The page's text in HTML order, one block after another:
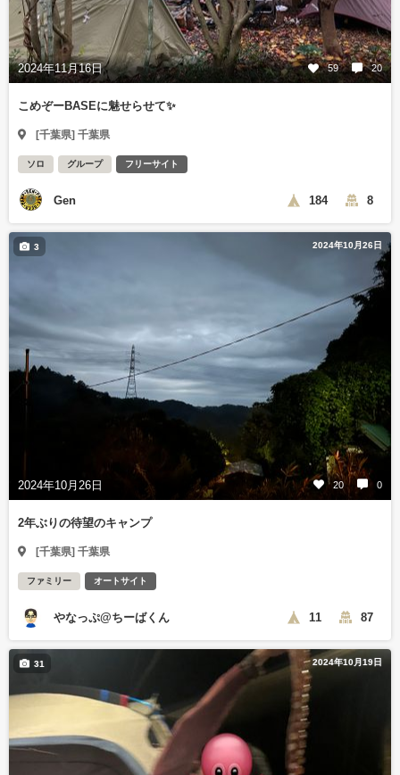
2024年11月16日 59 20
こめぞーBASEに魅せらせて✨️
[千葉県] 千葉県
ソロ グループ フリーサイト
Gen 184 8
2024年10月26日
2024年10月26日 20 0
3
2年ぶりの待望のキャンプ
[千葉県] 千葉県
ファミリー オートサイト
やなっぷ@ちーばくん 11 87
2024年10月19日
31